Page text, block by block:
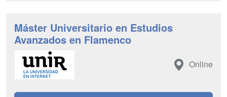
Máster Universitario en Estudios
Avanzados en Flamenco
Online